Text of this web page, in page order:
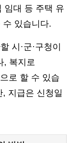
임대 등 주택 유
수 있습니다.
시·군·구청이
, 복지로
로 할 수 있습
지급은 신청일